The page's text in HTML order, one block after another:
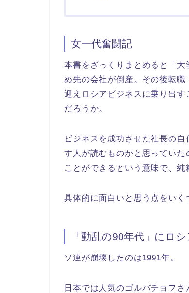
女一代奮闘記
本書をざっくりまとめると「
め先の会社が倒産。その後転
迎えロシアビジネスに乗り出
だろうか。
ビジネスを成功させた社長の
す人が読むものかと思ってい
ことができるという意味で、純
具体的に面白いと思う点をいく
「動乱の90年代」にロ
ソ連が崩壊したのは1991年。
日本では人気のゴルバチョフ